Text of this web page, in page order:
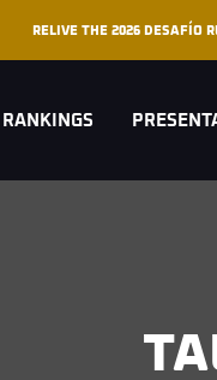
RELIVE THE 2026 DESAFÍO
RANKINGS